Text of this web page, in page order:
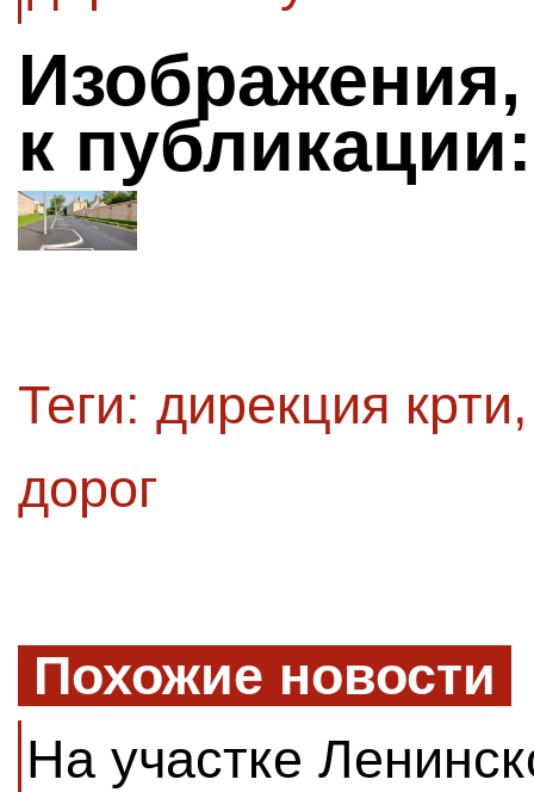
к публикации:
Теги: дирекция крти
дорог
Похожие новости
На участке